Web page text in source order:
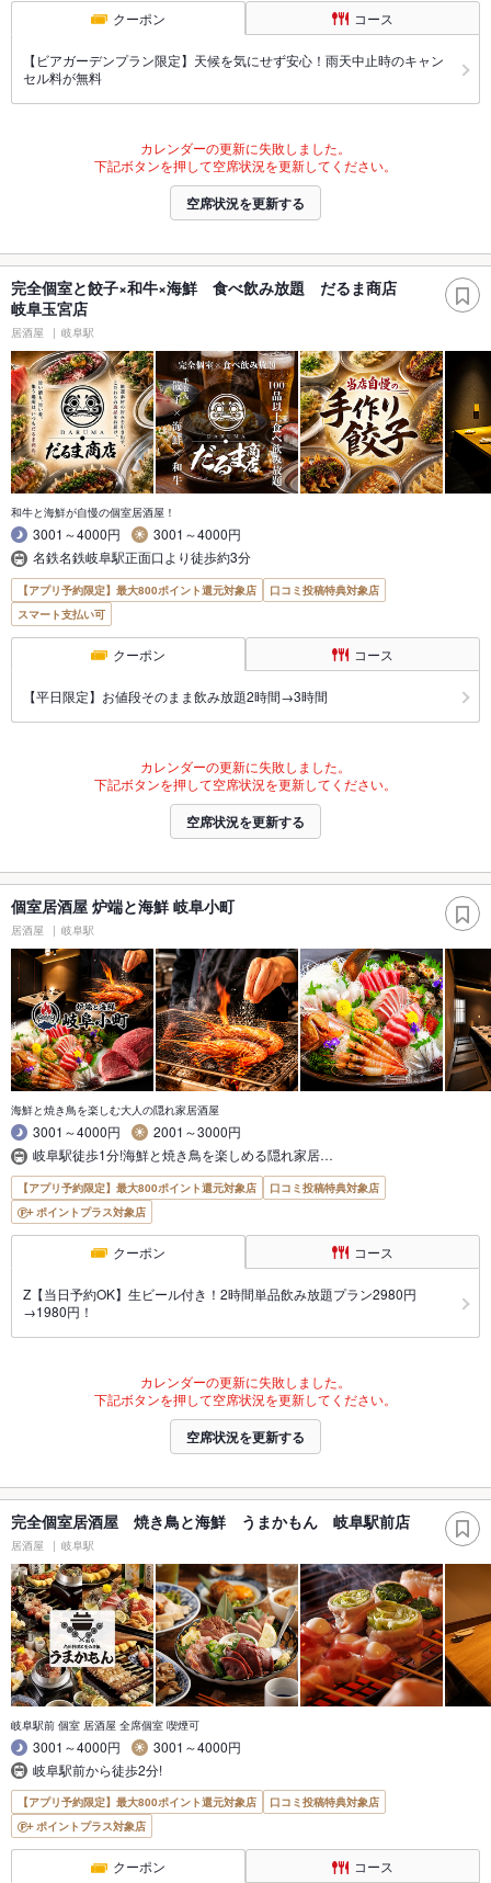
クーポン コース
【ビアガーデンプラン限定】天候を気にせず安心！雨天中止時のキャン
セル料が無料
カレンダーの更新に失敗しました。
下記ボタンを押して空席状況を更新してください。
空席状況を更新する
完全個室と餃子×和牛×海鮮 食べ飲み放題 だるま商店
岐阜玉宮店
居酒屋 岐阜駅
和牛と海鮮が自慢の個室居酒屋！
3001～4000円
3001～4000円
名鉄名鉄岐阜駅正面口より徒歩約3分
【アプリ予約限定】最大800ポイント還元対象店
口コミ投稿特典対象店
スマート支払い可
クーポン コース
【平日限定】お値段そのまま飲み放題2時間→3時間
カレンダーの更新に失敗しました。
下記ボタンを押して空席状況を更新してください。
空席状況を更新する
個室居酒屋 炉端と海鮮 岐阜小町
居酒屋 岐阜駅
海鮮と焼き鳥を楽しむ大人の隠れ家居酒屋
3001～4000円
2001～3000円
岐阜駅徒歩1分!海鮮と焼き鳥を楽しめる隠れ家居…
【アプリ予約限定】最大800ポイント還元対象店
口コミ投稿特典対象店
ポイントプラス対象店
クーポン コース
Z【当日予約OK】生ビール付き！2時間単品飲み放題プラン2980円
→1980円！
カレンダーの更新に失敗しました。
下記ボタンを押して空席状況を更新してください。
空席状況を更新する
完全個室居酒屋 焼き鳥と海鮮 うまかもん 岐阜駅前店
居酒屋 岐阜駅
岐阜駅前 個室 居酒屋 全席個室 喫煙可
3001～4000円
3001～4000円
岐阜駅前から徒歩2分!
【アプリ予約限定】最大800ポイント還元対象店
口コミ投稿特典対象店
ポイントプラス対象店
クーポン コース